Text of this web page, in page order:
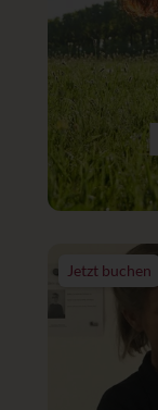
Jetzt buchen